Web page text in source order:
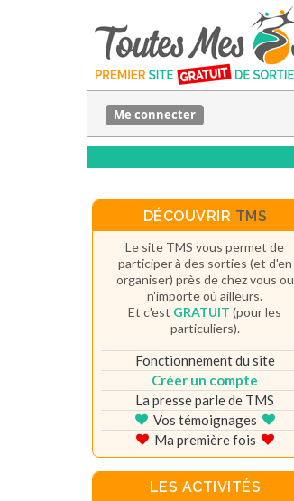
Me connecter
DÉCOUVRIR TMS
Le site TMS vous permet de
participer à des sorties (et d'en
organiser) près de chez vous ou
n'importe où ailleurs.
Et c'est GRATUIT (pour les
particuliers).
Fonctionnement du site
Créer un compte
La presse parle de TMS
Vos témoignages
Ma première fois
LES ACTIVITÉS